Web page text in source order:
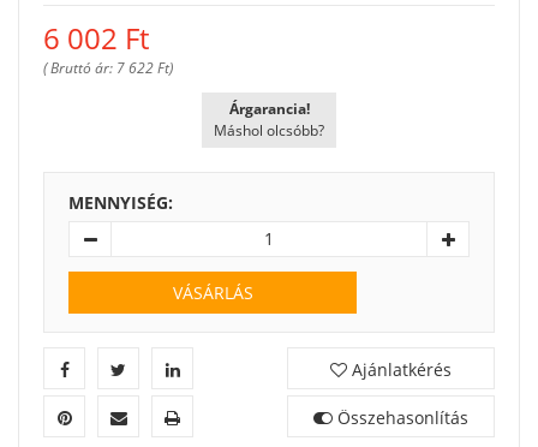
6 002 Ft
( Bruttó ár: 7 622 Ft)
Árgarancia!
Máshol olcsóbb?
MENNYISÉG:
VÁSÁRLÁS
Ajánlatkérés
Összehasonlítás